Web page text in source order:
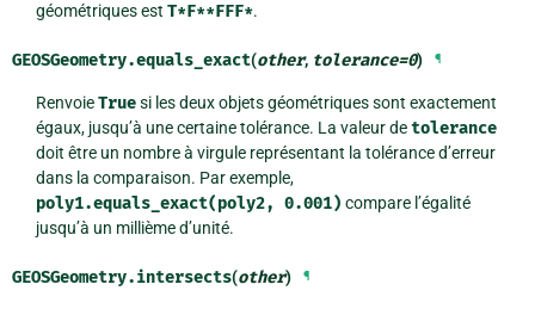
géométriques est T*F**FFF*.
GEOSGeometry.equals_exact(other, tolerance=0) ¶
RenvoieTruesi les deux objets géométriques sont exactement
égaux, jusqu’à une certaine tolérance. La valeur detolerance
doit être un nombre à virgule représentant la tolérance d’erreur
dans la comparaison. Par exemple,
poly1.equals_exact(poly2, 0.001) compare l’égalité
jusqu’à un millième d’unité.
GEOSGeometry.intersects(other) ¶